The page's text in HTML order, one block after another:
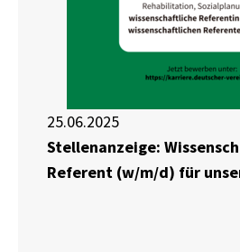
25.06.2025
Stellenanzeige:
Referent (w/m/d) für